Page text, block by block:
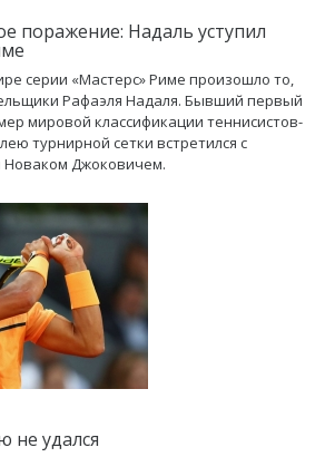
поражение: Надаль уступил
серии «Мастерс» Риме произошло то,
Рафаэля Надаля. Бывший первый
мировой классификации теннисистов-
турнирной сетки встретился с
Новаком Джоковичем.
не удался